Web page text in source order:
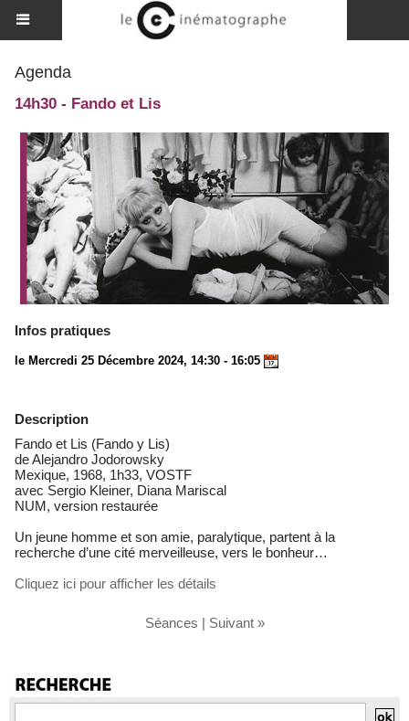
Agenda
14h30 - Fando et Lis
Infos pratiques
le Mercredi 25 Décembre 2024, 14:30 - 16:05
Description
Fando et Lis (Fando y Lis)
de Alejandro Jodorowsky
Mexique, 1968, 1h33, VOSTF
avec Sergio Kleiner, Diana Mariscal
NUM, version restaurée
Un jeune homme et son amie, paralytique, partent à la
recherche d’une cité merveilleuse, vers le bonheur…
Cliquez ici pour afficher les détails
Séances | Suivant »